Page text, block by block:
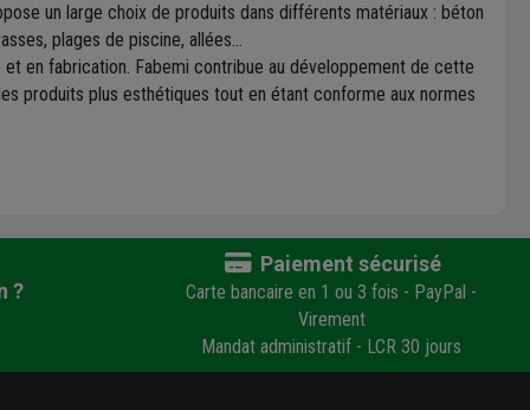
un large choix de produits dans différents matériaux : béton
plages de piscine, allées…
en fabrication. Fabemi contribue au développement de cette
produits plus esthétiques tout en étant conforme aux normes
?
Paiement sécurisé
Carte bancaire en 1 ou 3 fois - PayPal -
Virement
Mandat administratif - LCR 30 jours